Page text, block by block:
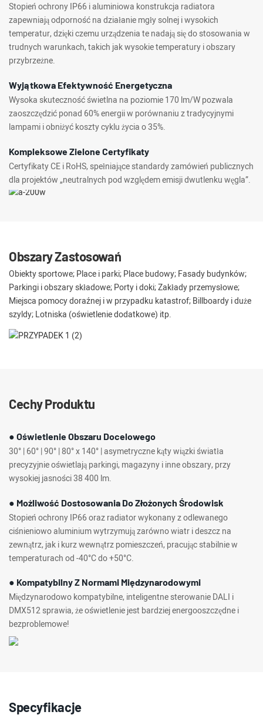
Stopień ochrony IP66 i aluminiowa konstrukcja radiatora
zapewniają odporność na działanie mgły solnej i wysokich
temperatur, dzięki czemu urządzenia te nadają się do stosowania w
trudnych warunkach, takich jak wysokie temperatury i obszary
przybrzeżne.
Wyjątkowa Efektywność Energetyczna
Wysoka skuteczność świetlna na poziomie 170 lm/W pozwala
zaoszczędzić ponad 60% energii w porównaniu z tradycyjnymi
lampami i obniżyć koszty cyklu życia o 35%.
Kompleksowe Zielone Certyfikaty
Certyfikaty CE i RoHS, spełniające standardy zamówień publicznych
dla projektów „neutralnych pod względem emisji dwutlenku węgla”.
Obszary Zastosowań
Obiekty sportowe; Place i parki; Place budowy; Fasady budynków;
Parkingi i obszary składowe; Porty i doki; Zakłady przemysłowe;
Miejsca pomocy doraźnej i w przypadku katastrof; Billboardy i duże
szyldy; Lotniska (oświetlenie dodatkowe) itp.
Cechy Produktu
● Oświetlenie Obszaru Docelowego
30° | 60° | 90° | 80° x 140° | asymetryczne kąty wiązki światła
precyzyjnie oświetlają parkingi, magazyny i inne obszary, przy
wysokiej jasności 38 400 lm.
● Możliwość Dostosowania Do Złożonych Środowisk
Stopień ochrony IP66 oraz radiator wykonany z odlewanego
ciśnieniowo aluminium wytrzymują zarówno wiatr i deszcz na
zewnątrz, jak i kurz wewnątrz pomieszczeń, pracując stabilnie w
temperaturach od -40°C do +50°C.
● Kompatybilny Z Normami Międzynarodowymi
Międzynarodowo kompatybilne, inteligentne sterowanie DALI i
DMX512 sprawia, że ​​oświetlenie jest bardziej energooszczędne i
bezproblemowe!
Specyfikacje